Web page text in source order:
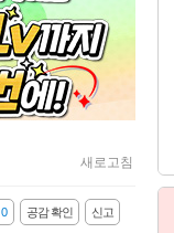
새로고침
신고
공감 확인
0